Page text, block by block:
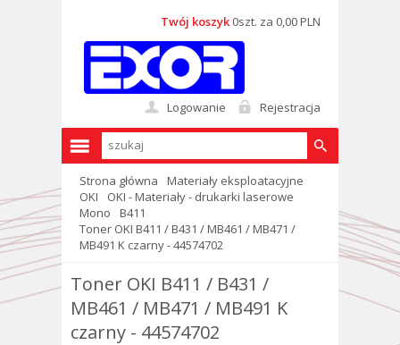
Logowanie Rejestracja
Twój koszyk 0szt. za 0,00 PLN
Strona główna
Materiały eksploatacyjne
OKI
OKI - Materiały - drukarki laserowe
Mono
B411
Toner OKI B411 / B431 / MB461 / MB471 /
MB491 K czarny - 44574702
Toner OKI B411 / B431 /
MB461 / MB471 / MB491 K
czarny - 44574702